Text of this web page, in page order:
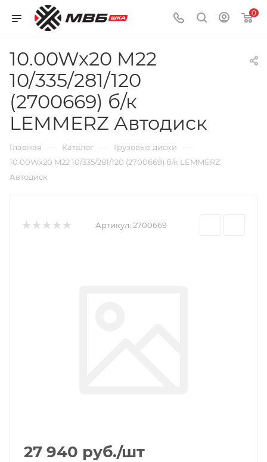
0
10.00Wx20 M22
10/335/281/120
(2700669) б/к
LEMMERZ Автодиск
Главная — Каталог — Грузовые диски —
10.00Wx20 M22 10/335/281/120 (2700669) б/к LEMMERZ
Автодиск
Артикул: 2700669
27 940 руб./шт